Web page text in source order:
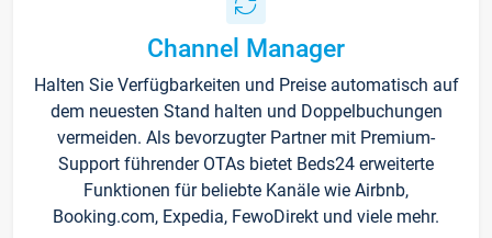
Channel Manager
Halten Sie Verfügbarkeiten und Preise automatisch auf
dem neuesten Stand halten und Doppelbuchungen
vermeiden. Als bevorzugter Partner mit Premium-
Support führender OTAs bietet Beds24 erweiterte
Funktionen für beliebte Kanäle wie Airbnb,
Booking.com, Expedia, FewoDirekt und viele mehr.